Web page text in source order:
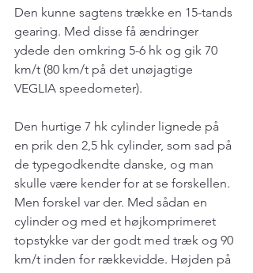
Den kunne sagtens trække en 15-tands
gearing. Med disse få ændringer
ydede den omkring 5-6 hk og gik 70
km/t (80 km/t på det unøjagtige
VEGLIA speedometer).
Den hurtige 7 hk cylinder lignede på
en prik den 2,5 hk cylinder, som sad på
de typegodkendte danske, og man
skulle være kender for at se forskellen.
Men forskel var der. Med sådan en
cylinder og med et højkomprimeret
topstykke var der godt med træk og 90
km/t inden for rækkevidde. Højden på